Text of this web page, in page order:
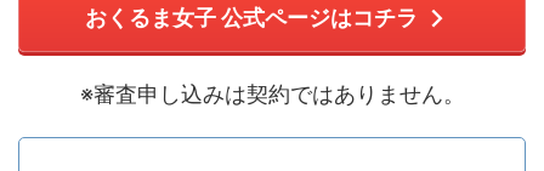
おくるま女子 公式ページはコチラ
※審査申し込みは契約ではありません。